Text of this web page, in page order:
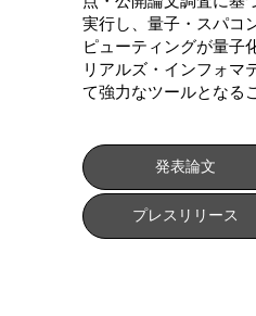
実行し、量子・スパコ
ピューティングが量子
リアルズ・インフォマ
て強力なツールとなる
発表論文
プレスリリース